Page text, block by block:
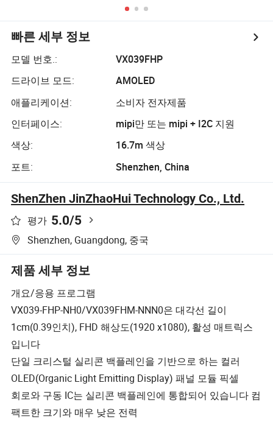
빠른 세부 정보
모델 번호.:
VX039FHP
드라이브 모드:
AMOLED
애플리케이션:
소비자 전자제품
인터페이스:
mipi만 또는 mipi + I2C 지원
색상:
16.7m 색상
포트:
Shenzhen, China
ShenZhen JinZhaoHui Technology Co., Ltd.
평가 5.0/5
Shenzhen, Guangdong, 중국
제품 세부 정보
개요/응용 프로그램
VX039-FHP-NH0/VX039FHM-NNN0은 대각선 길이
1cm(0.39인치), FHD 해상도(1920 x1080), 활성 매트릭스
입니다
단일 크리스털 실리콘 백플레인을 기반으로 하는 컬러
OLED(Organic Light Emitting Display) 패널 모듈 픽셀
회로와 구동 IC는 실리콘 백플레인에 통합되어 있습니다 컴
팩트한 크기와 매우 낮은 전력